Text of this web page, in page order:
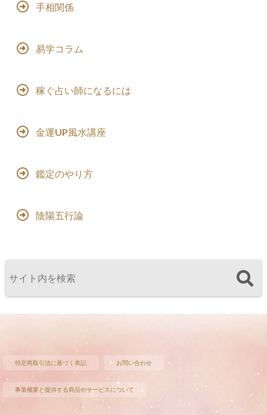
手相関係
易学コラム
稼ぐ占い師になるには
金運UP風水講座
鑑定のやり方
陰陽五行論
特定商取引法に基づく表記 お問い合わせ
事業概要と提供する商品やサービスについて